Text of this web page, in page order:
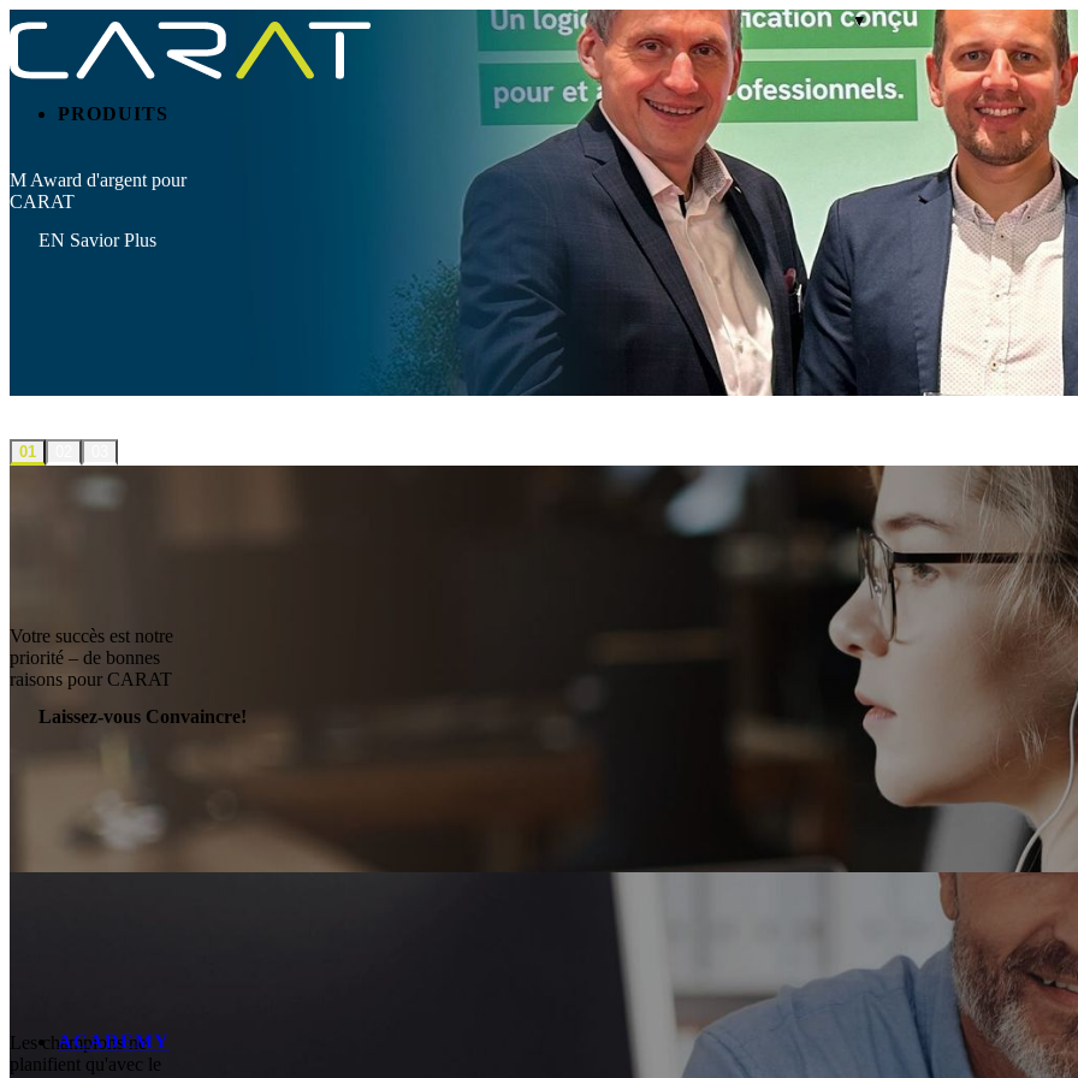
PRODUITS
ACADEMY
M Award d'argent pour
CARAT
EN Savior Plus
01
Votre succès est notre
priorité – de bonnes
raisons pour CARAT
Laissez-vous Convaincre!
Les champions ne
planifient qu'avec le